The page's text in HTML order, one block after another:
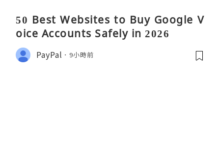
50 Best Websites to Buy Google V
oice Accounts Safely in 2026
PayPal 9小時前